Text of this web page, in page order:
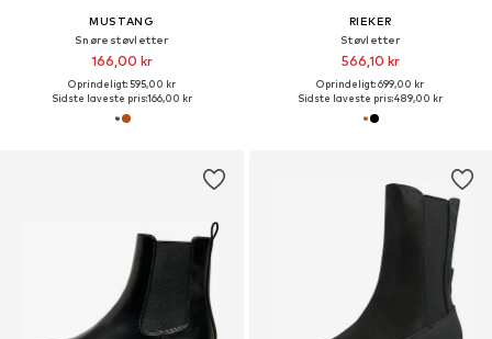
MUSTANG
Snørestøvletter
166,00 kr
Oprindeligt: 595,00 kr
Sidste laveste pris:166,00 kr
RIEKER
Støvletter
566,10 kr
Oprindeligt: 699,00 kr
Sidste laveste pris:489,00 kr